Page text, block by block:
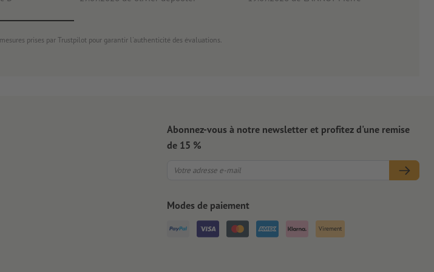
prises par Trustpilot pour garantir l'authenticité des évaluations.
Abonnez-vous à notre newsletter et profitez d'une remise
de 15 %
Modes de paiement
Virement